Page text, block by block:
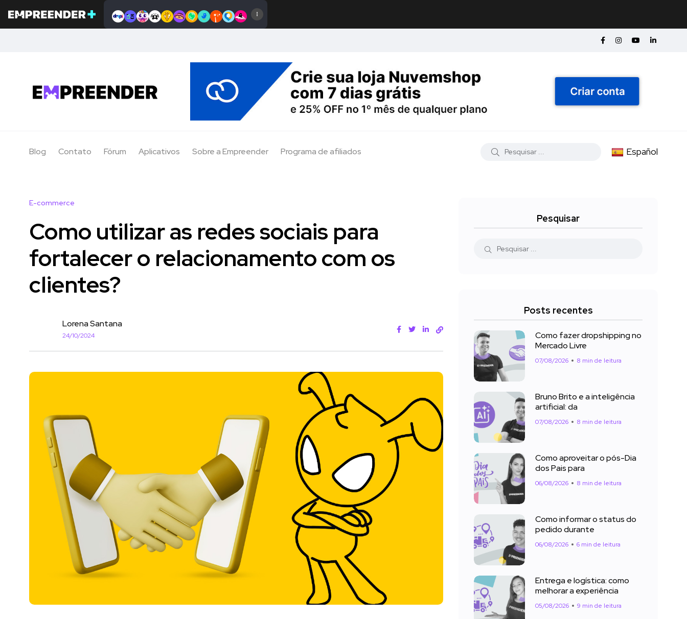
Blog Contato Fórum Aplicativos Sobre a Empreender Programa de afiliados Español
E-commerce
Como utilizar as redes sociais para
fortalecer o relacionamento com os
clientes?
Lorena Santana
24/10/2024
Pesquisar
Posts recentes
Como fazer dropshipping no
Mercado Livre
07/08/2026 8 min de leitura
Bruno Brito e a inteligência
artificial: da
07/08/2026 8 min de leitura
Como aproveitar o pós-Dia
dos Pais para
06/08/2026 8 min de leitura
Como informar o status do
pedido durante
06/08/2026 6 min de leitura
Entrega e logística: como
melhorar a experiência
05/08/2026 9 min de leitura